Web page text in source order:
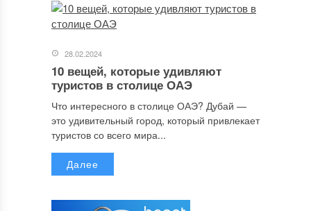
28.02.2024
10 вещей, которые удивляют
туристов в столице ОАЭ
Что интересного в столице ОАЭ? Дубай —
это удивительный город, который привлекает
туристов со всего мира...
Далее